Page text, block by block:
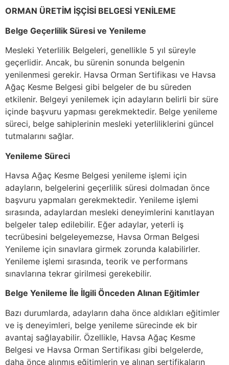
ORMAN ÜRETİM İŞÇİSİ BELGESİ YENİLEME
Belge Geçerlilik Süresi ve Yenileme
Mesleki Yeterlilik Belgeleri, genellikle 5 yıl süreyle
geçerlidir. Ancak, bu sürenin sonunda belgenin
yenilenmesi gerekir. Havsa Orman Sertifikası ve Havsa
Ağaç Kesme Belgesi gibi belgeler de bu süreden
etkilenir. Belgeyi yenilemek için adayların belirli bir süre
içinde başvuru yapması gerekmektedir. Belge yenileme
süreci, belge sahiplerinin mesleki yeterliliklerini güncel
tutmalarını sağlar.
Yenileme Süreci
Havsa Ağaç Kesme Belgesi yenileme işlemi için
adayların, belgelerini geçerlilik süresi dolmadan önce
başvuru yapmaları gerekmektedir. Yenileme işlemi
sırasında, adaylardan mesleki deneyimlerini kanıtlayan
belgeler talep edilebilir. Eğer adaylar, yeterli iş
tecrübesini belgeleyemezse, Havsa Orman Belgesi
Yenileme için sınavlara girmek zorunda kalabilirler.
Yenileme işlemi sırasında, teorik ve performans
sınavlarına tekrar girilmesi gerekebilir.
Belge Yenileme İle İlgili Önceden Alınan Eğitimler
Bazı durumlarda, adayların daha önce aldıkları eğitimler
ve iş deneyimleri, belge yenileme sürecinde ek bir
avantaj sağlayabilir. Özellikle, Havsa Ağaç Kesme
Belgesi ve Havsa Orman Sertifikası gibi belgelerde,
daha önce alınmış eğitimlerin ve alınan sertifikaların